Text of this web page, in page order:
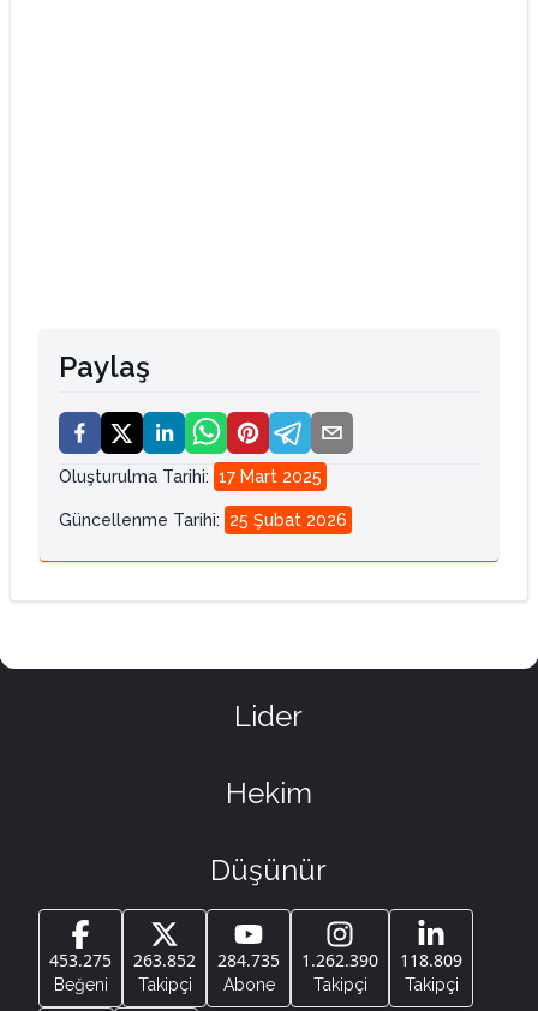
Paylaş
Oluşturulma Tarihi: 17 Mart 2025
Güncellenme Tarihi: 25 Şubat 2026
Lider
Hekim
Düşünür
453.275
Beğeni
263.852
Takipçi
284.735
Abone
1.262.390
Takipçi
118.809
Takipçi